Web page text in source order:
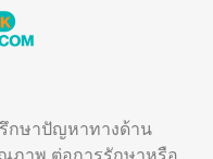
กษาปัญหาทางด้าน